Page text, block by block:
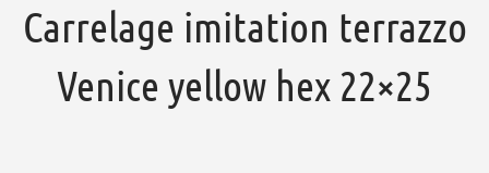
Carrelage imitation terrazzo
Venice yellow hex 22×25